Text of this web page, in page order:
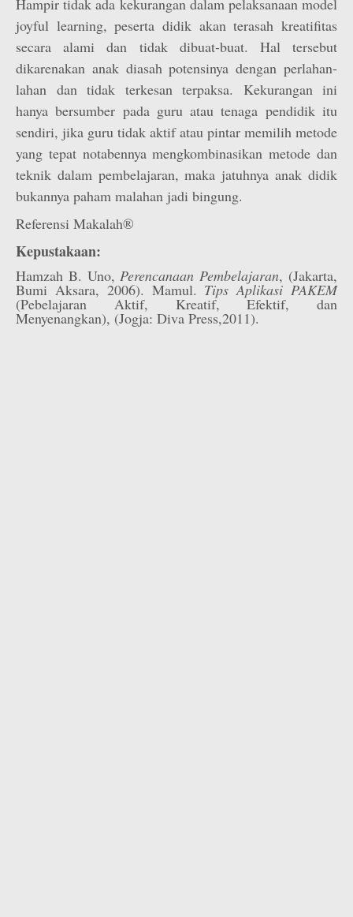
Hampir tidak ada kekurangan dalam pelaksanaan model
joyful learning, peserta didik akan terasah kreatifitas
secara alami dan tidak dibuat-buat. Hal tersebut
dikarenakan anak diasah potensinya dengan perlahan-
lahan dan tidak terkesan terpaksa. Kekurangan ini
hanya bersumber pada guru atau tenaga pendidik itu
sendiri, jika guru tidak aktif atau pintar memilih metode
yang tepat notabennya mengkombinasikan metode dan
teknik dalam pembelajaran, maka jatuhnya anak didik
bukannya paham malahan jadi bingung.
Referensi Makalah®
Kepustakaan:
Hamzah B. Uno,Perencanaan Pembelajaran, (Jakarta,
Bumi Aksara, 2006). Mamul. Tips Aplikasi PAKEM
(Pebelajaran Aktif, Kreatif, Efektif, dan
Menyenangkan), (Jogja: Diva Press,2011).